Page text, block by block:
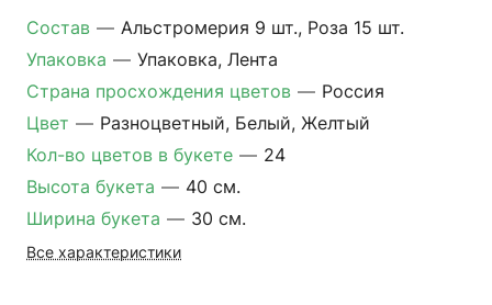
Состав — Альстромерия 9 шт., Роза 15 шт.
Упаковка — Упаковка, Лента
Страна просхождения цветов — Россия
Цвет — Разноцветный, Белый, Желтый
Кол-во цветов в букете — 24
Высота букета — 40 см.
Ширина букета — 30 см.
Все характеристики